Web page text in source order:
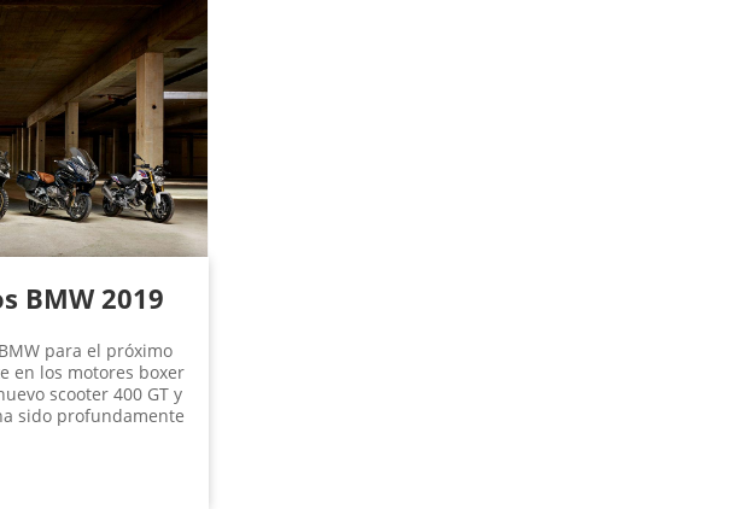
BMW 2019
para el próximo
en los motores boxer
scooter 400 GT y
sido profundamente